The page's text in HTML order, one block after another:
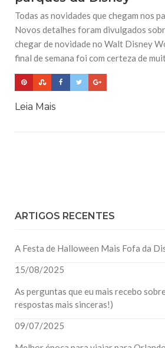
Todas as novidades que chegam nos
Novos detalhes foram divulgados
chegar de novidade no Walt Disney
final de semana foi com certeza de
Leia Mais
ARTIGOS RECENTES
A Festa de Halloween Mais Fofa da
15/08/2025
As perguntas que eu mais recebo
respostas mais sinceras!)
09/07/2025